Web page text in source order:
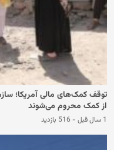
توقف کمک‌های مالی آمریکا؛
از کمک محروم می‌شوند
1 سال قبل - 516 بازدید